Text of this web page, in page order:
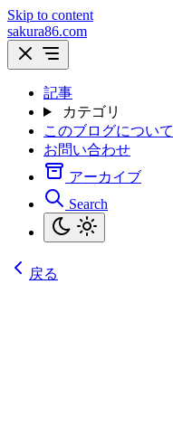
Skip to content
sakura86.com
記事
カテゴリ
このブログについて
お問い合わせ
アーカイブ
Search
戻る